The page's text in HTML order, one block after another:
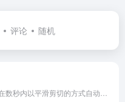
评论 随机